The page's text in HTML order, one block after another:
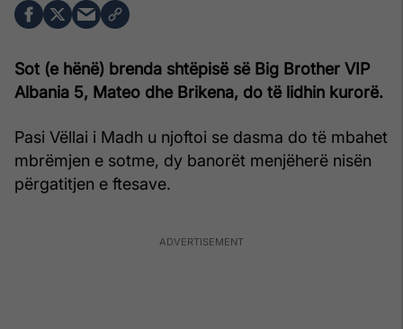
Sot (e hënë) brenda shtëpisë së Big Brother VIP
Albania 5, Mateo dhe Brikena, do të lidhin kurorë.
Pasi Vëllai i Madh u njoftoi se dasma do të mbahet
mbrëmjen e sotme, dy banorët menjëherë nisën
përgatitjen e ftesave.